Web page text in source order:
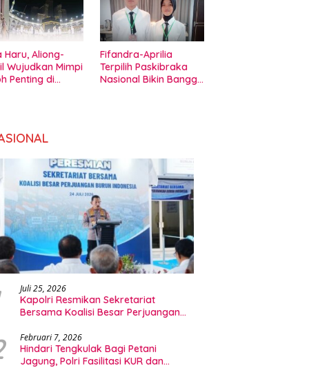
Haru, Aliong-
Wujudkan Mimpi
Penting di
Fifandra-Aprilia
Terpilih Paskibraka
Nasional Bikin Bangga
Juli 25, 2026
Kapolri Resmikan Sekretariat
Bersama Koalisi Besar Perjuangan
Februari 7, 2026
Hindari Tengkulak Bagi Petani
Jagung, Polri Fasilitasi KUR dan